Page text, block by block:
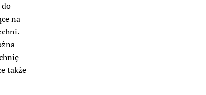
do
na
także